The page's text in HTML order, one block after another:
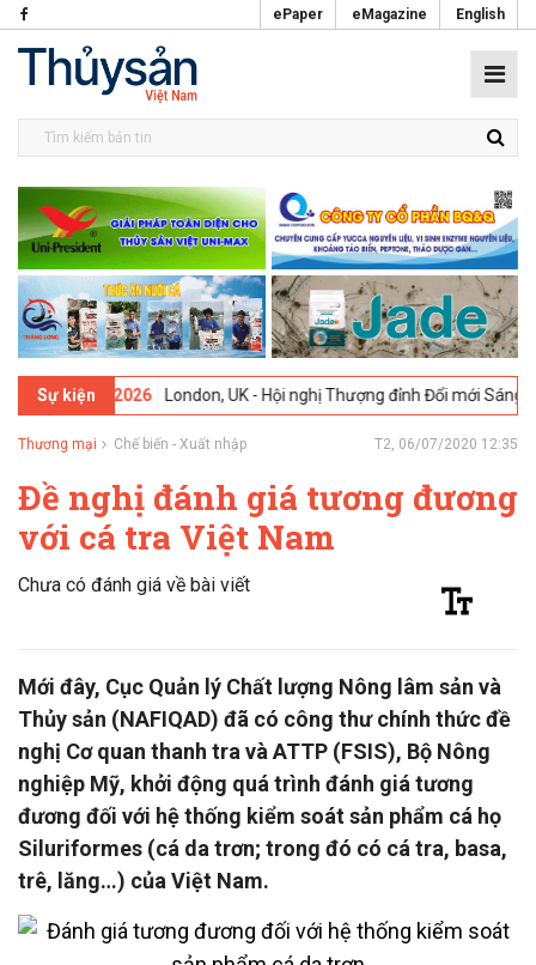
ePaper eMagazine English
Sự kiện
09-02-2026 London, UK - Hội nghị Thượng đỉnh Đổi mới Sáng tạo
Thương mại Chế biến - Xuất nhập T2, 06/07/2020 12:35
Đề nghị đánh giá tương đương
với cá tra Việt Nam
Chưa có đánh giá về bài viết
Mới đây, Cục Quản lý Chất lượng Nông lâm sản và
Thủy sản (NAFIQAD) đã có công thư chính thức đề
nghị Cơ quan thanh tra và ATTP (FSIS), Bộ Nông
nghiệp Mỹ, khởi động quá trình đánh giá tương
đương đối với hệ thống kiểm soát sản phẩm cá họ
Siluriformes (cá da trơn; trong đó có cá tra, basa,
trê, lăng…) của Việt Nam.